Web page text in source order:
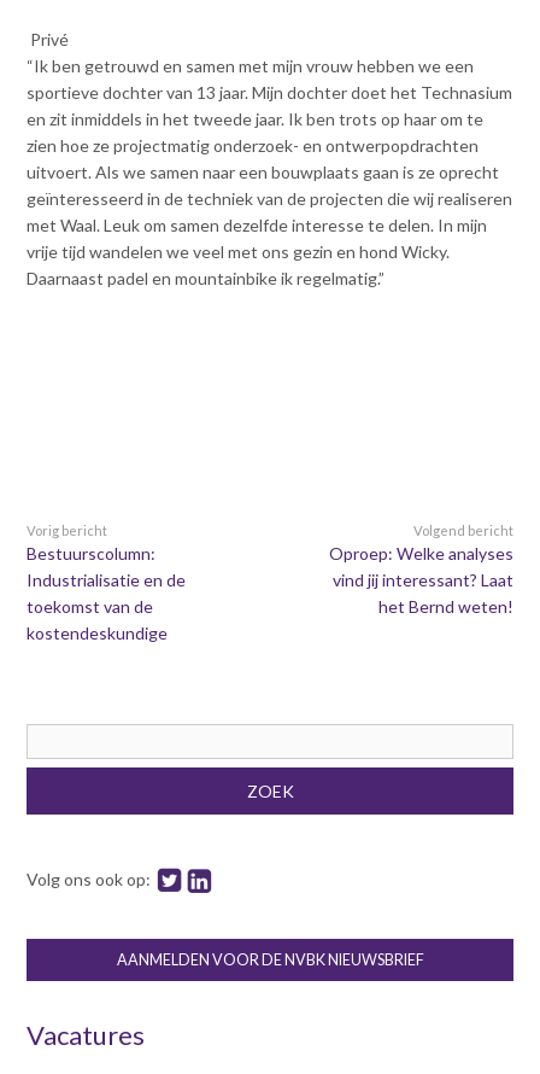
Privé
“Ik ben getrouwd en samen met mijn vrouw hebben we een
sportieve dochter van 13 jaar. Mijn dochter doet het Technasium
en zit inmiddels in het tweede jaar. Ik ben trots op haar om te
zien hoe ze projectmatig onderzoek- en ontwerpopdrachten
uitvoert. Als we samen naar een bouwplaats gaan is ze oprecht
geïnteresseerd in de techniek van de projecten die wij realiseren
met Waal. Leuk om samen dezelfde interesse te delen. In mijn
vrije tijd wandelen we veel met ons gezin en hond Wicky.
Daarnaast padel en mountainbike ik regelmatig.”
Vorig bericht
Bestuurscolumn:
Industrialisatie en de
toekomst van de
kostendeskundige
Volgend bericht
Oproep: Welke analyses
vind jij interessant? Laat
het Bernd weten!
ZOEK
Volg ons ook op:
AANMELDEN VOOR DE NVBK NIEUWSBRIEF
Vacatures